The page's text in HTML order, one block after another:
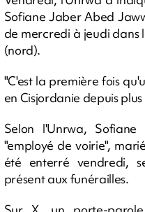
Sofiane Jaber Abed
de mercredi à jeudi
(nord).
"C'est la première fois
en Cisjordanie depuis
Selon l'Unrwa,
"employé de voirie",
été enterré vendredi,
présent aux funérailles.